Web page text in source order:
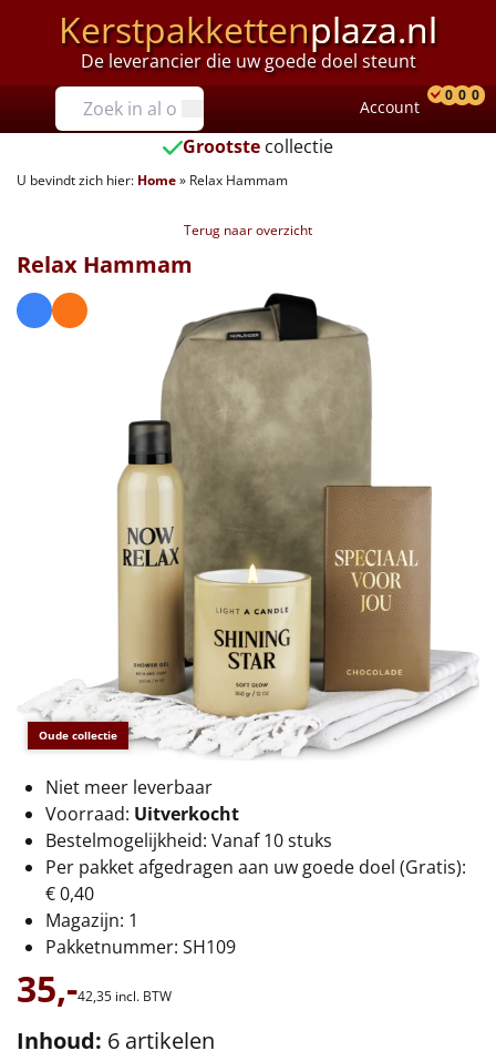
Kerstpakkettenplaza.nl
De leverancier die uw goede doel steunt
Prijzen
Tot €25
€25 tot €35
€40 tot €45
€100 en hoger
Alle kerstpakketten 2026
Origineel
Luxe
Mannen
Vrouwen
Duurzaam
Leuke
Account
0 0 0
Grootste collectie
U bevindt zich hier: Home» Relax Hammam
Terug naar overzicht
Oude collectie
Relax Hammam
Niet meer leverbaar
Voorraad: Uitverkocht
Bestelmogelijkheid: Vanaf 10 stuks
Per pakket afgedragen aan uw goede doel (Gratis):
€ 0,40
Magazijn: 1
Pakketnummer: SH109
35,-42,35 incl. BTW
Inhoud: 6 artikelen